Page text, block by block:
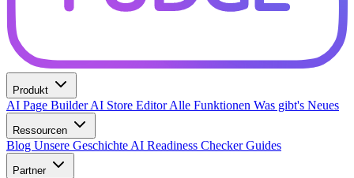
Produkt
AI Page BuilderAI Store EditorAlle Funktionen Was gibt's Neues
Ressourcen
Blog Unsere Geschichte AI Readiness CheckerGuides
Partner